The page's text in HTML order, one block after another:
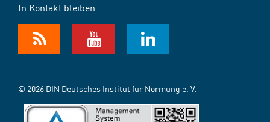
In Kontakt bleiben
© 2026 DIN Deutsches Institut für Normung e. V.